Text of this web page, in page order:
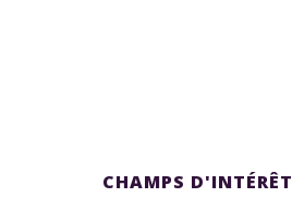
CHAMPS D'INTÉRÊT